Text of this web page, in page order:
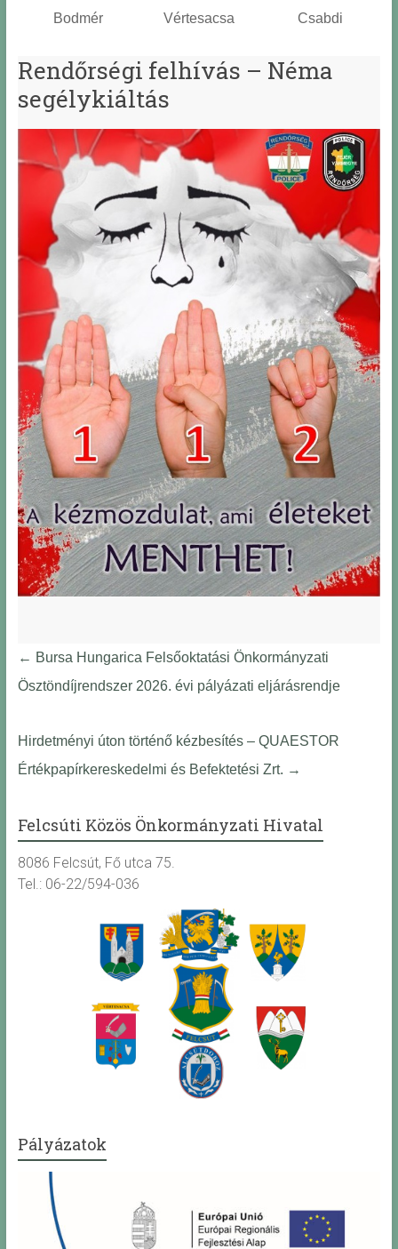
Bodmér Vértesacsa Csabdi
Rendőrségi felhívás – Néma
segélykiáltás
← Bursa Hungarica Felsőoktatási Önkormányzati
Ösztöndíjrendszer 2026. évi pályázati eljárásrendje
Hirdetményi úton történő kézbesítés – QUAESTOR
Értékpapírkereskedelmi és Befektetési Zrt. →
Felcsúti Közös Önkormányzati Hivatal
8086 Felcsút, Fő utca 75.
Tel.: 06-22/594-036
Pályázatok